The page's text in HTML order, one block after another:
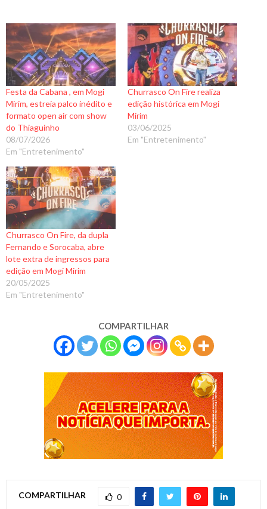
Festa da Cabana , em Mogi
Mirim, estreia palco inédito e
formato open air com show
do Thiaguinho
08/07/2026
Em "Entretenimento"
Churrasco On Fire realiza
edição histórica em Mogi
Mirim
03/06/2025
Em "Entretenimento"
Churrasco On Fire, da dupla
Fernando e Sorocaba, abre
lote extra de ingressos para
edição em Mogi Mirim
20/05/2025
Em "Entretenimento"
COMPARTILHAR
COMPARTILHAR 0